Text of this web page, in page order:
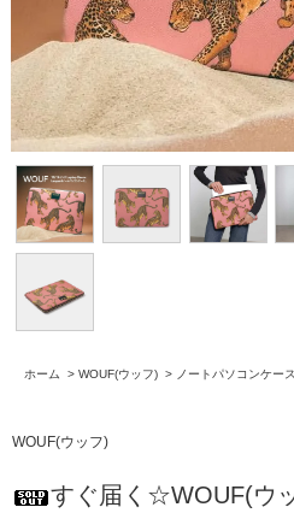
ホーム > WOUF(ウッフ) > ノートパソコンケー
WOUF(ウッフ)
すぐ届く☆WOUF(ウ